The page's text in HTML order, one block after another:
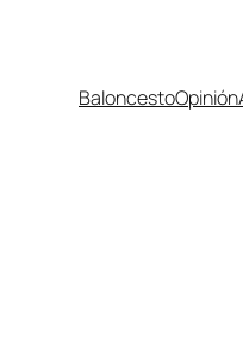
BaloncestoOpinión